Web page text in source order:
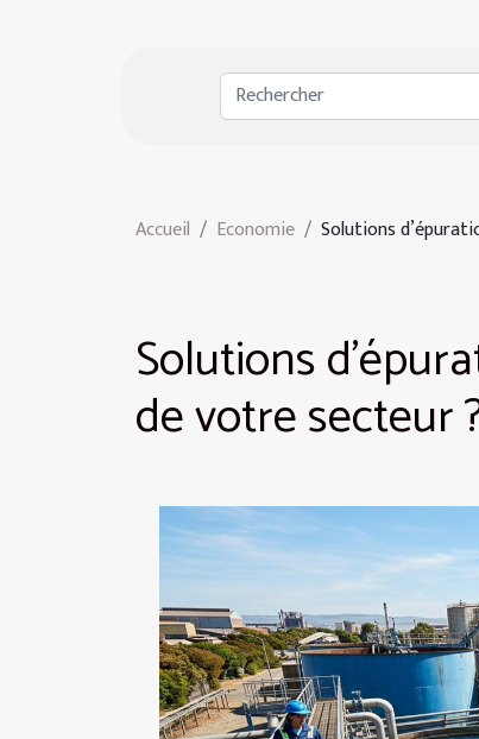
Accueil Economie Solutions
Solutions
de votre secteur